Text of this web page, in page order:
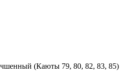
(Каюты 79, 80, 82, 83, 85)